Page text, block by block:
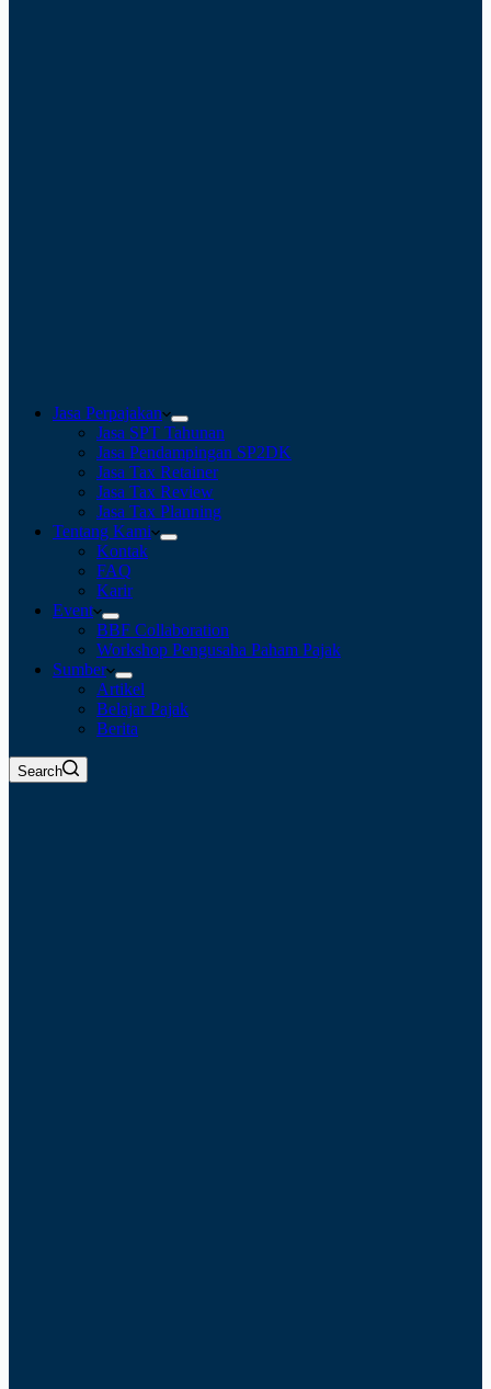
Jasa Perpajakan
Jasa SPT Tahunan
Jasa Pendampingan SP2DK
Jasa Tax Retainer
Jasa Tax Review
Jasa Tax Planning
Tentang Kami
Kontak
FAQ
Karir
Event
BBF Collaboration
Workshop Pengusaha Paham Pajak
Sumber
Artikel
Belajar Pajak
Berita
Search